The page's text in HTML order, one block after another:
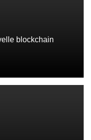
blockchain